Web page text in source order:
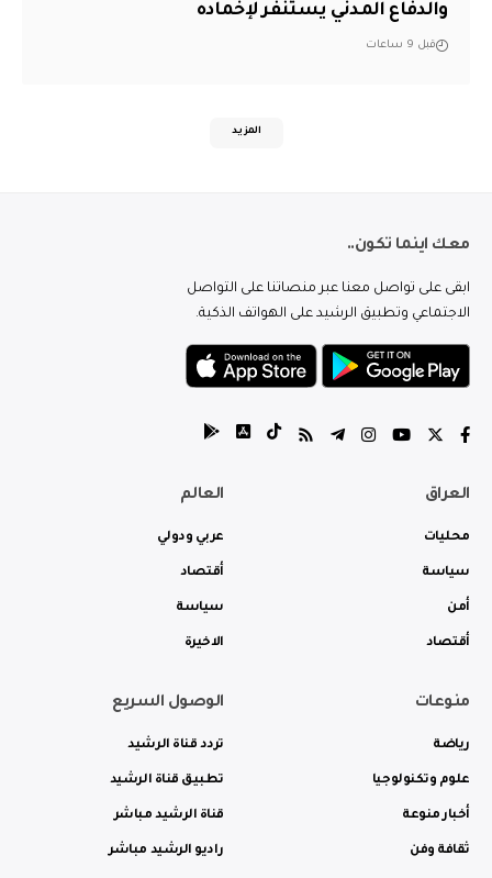
والدفاع المدني يستنفر لإخماده
قبل 9 ساعات
المزيد
معك اينما تكون..
ابقى على تواصل معنا عبر منصاتنا على التواصل
الاجتماعي وتطبيق الرشيد على الهواتف الذكية.
العراق
محليات
سياسة
أمن
أقتصاد
العالم
عربي ودولي
أقتصاد
سياسة
الاخيرة
منوعات
رياضة
علوم وتكنولوجيا
أخبار منوعة
ثقافة وفن
الوصول السريع
تردد قناة الرشيد
تطبيق قناة الرشيد
قناة الرشيد مباشر
راديو الرشيد مباشر